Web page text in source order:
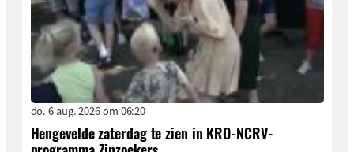
do. 6 aug. 2026 om 06:20
Hengevelde zaterdag te zien in KRO-NCRV-